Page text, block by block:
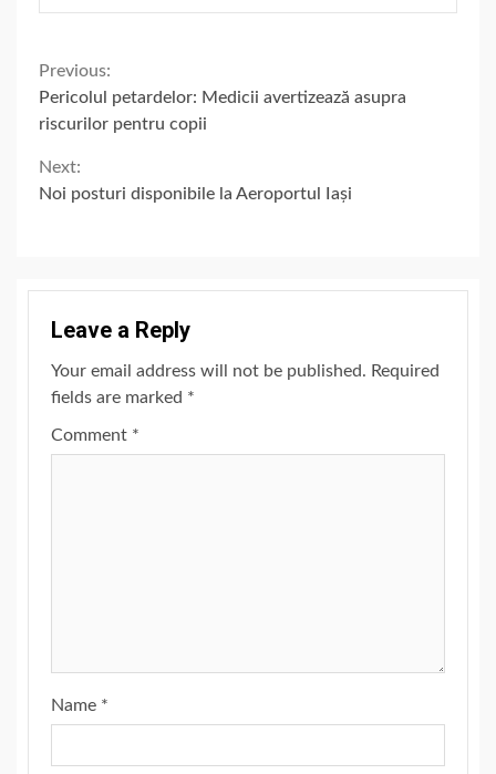
Continue
Reading
Previous:
Pericolul petardelor: Medicii avertizează asupra
riscurilor pentru copii
Next:
Noi posturi disponibile la Aeroportul Iași
Leave a Reply
Your email address will not be published. Required
fields are marked *
Comment *
Name *